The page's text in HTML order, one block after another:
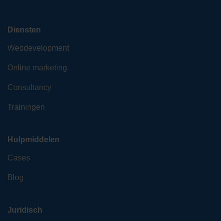
Diensten
Webdevelopment
Online marketing
Consultancy
Trainingen
Hulpmiddelen
Cases
Blog
Juridisch